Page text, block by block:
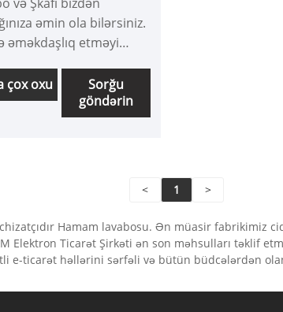
əmin ola bilərsiniz.
əməkdaşlıq etməyi
istəyirsinizsə, indi
məsləhətləşə
sizə vaxtında cavab
çox oxu
Sorğu
göndərin
< 1 >
Hamam lavabosu. Ən müasir fabrikimiz
Elektron Ticarət Şirkəti ən son məhsulları təklif
e-ticarət həllərini sərfəli və bütün büdcələrdən